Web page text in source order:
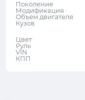
Поколение
Модификация
Объем двигателя
Кузов
Цвет
Руль
VIN
КПП